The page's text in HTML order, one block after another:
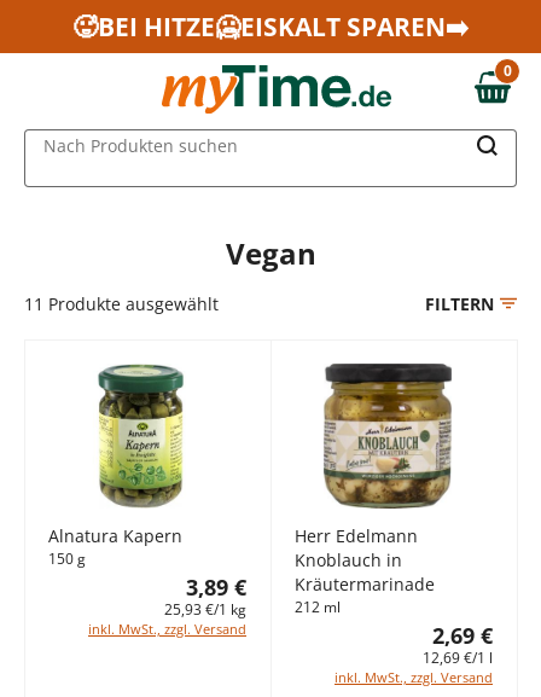
Zum Hauptinhalt springen
Zur Navigation springen
Zur Suche springen
🥵BEI HITZE🥶EISKALT SPAREN➡️
0,00 €
0
Nach Produkten suchen
Vegan
11 Produkte ausgewählt FILTERN
Alnatura Kapern
150 g
3,89 €
25,93 €/1 kg
inkl. MwSt., zzgl. Versand
Herr Edelmann
Knoblauch in
Kräutermarinade
212 ml
2,69 €
12,69 €/1 l
inkl. MwSt., zzgl. Versand